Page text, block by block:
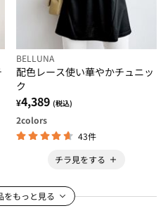
BELLUNA
配色レース使い華やかチュニッ
ク
¥4,389 (税込)
2colors
43件
チラ見をする
をもっと見る